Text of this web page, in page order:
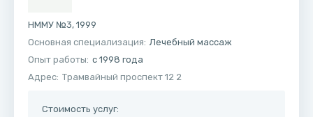
НММУ №3, 1999
Основная специализация: Лечебный массаж
Опыт работы: с 1998 года
Адрес: Трамвайный проспект 12 2
Стоимость услуг: